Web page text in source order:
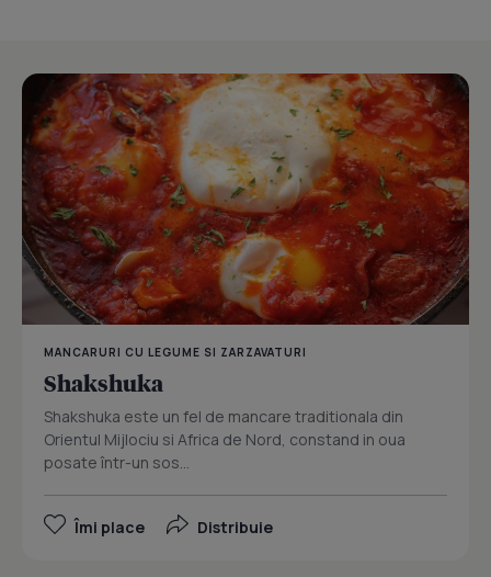
MANCARURI CU LEGUME SI ZARZAVATURI
Shakshuka
Shakshuka este un fel de mancare traditionala din
Orientul Mijlociu si Africa de Nord, constand in oua
posate într-un sos...
Îmi place Distribuie